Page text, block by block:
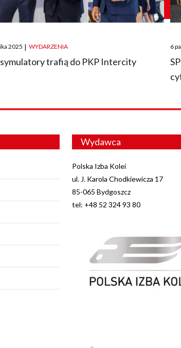
2025 | WYDARZENIA
trafią do PKP Intercity
on
6
Wydawca
Polska Izba Kolei
ul. J. Karola Chodkiewicza 17
85-065 Bydgoszcz
tel: +48 52 324 93 80